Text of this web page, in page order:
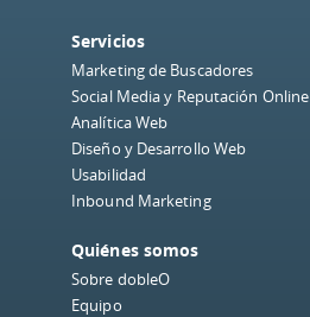
Servicios
Marketing de Buscadores
Social Media y Reputación Online
Analítica Web
Diseño y Desarrollo Web
Usabilidad
Inbound Marketing
Quiénes somos
Sobre dobleO
Equipo